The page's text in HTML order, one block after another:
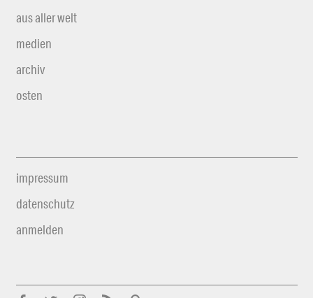
aus aller welt
medien
archiv
osten
impressum
datenschutz
anmelden